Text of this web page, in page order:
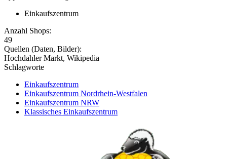
Einkaufszentrum
Anzahl Shops:
49
Quellen (Daten, Bilder):
Hochdahler Markt, Wikipedia
Schlagworte
Einkaufszentrum
Einkaufszentrum Nordrhein-Westfalen
Einkaufszentrum NRW
Klassisches Einkaufszentrum